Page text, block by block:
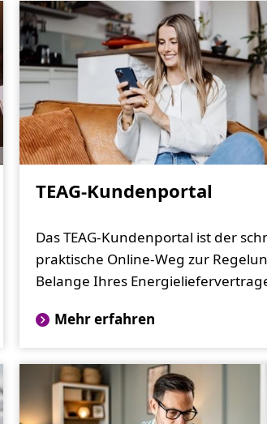
TEAG-Kundenportal
Das TEAG-Kundenportal ist der
praktische Online-Weg zur
Belange Ihres
Mehr erfahren